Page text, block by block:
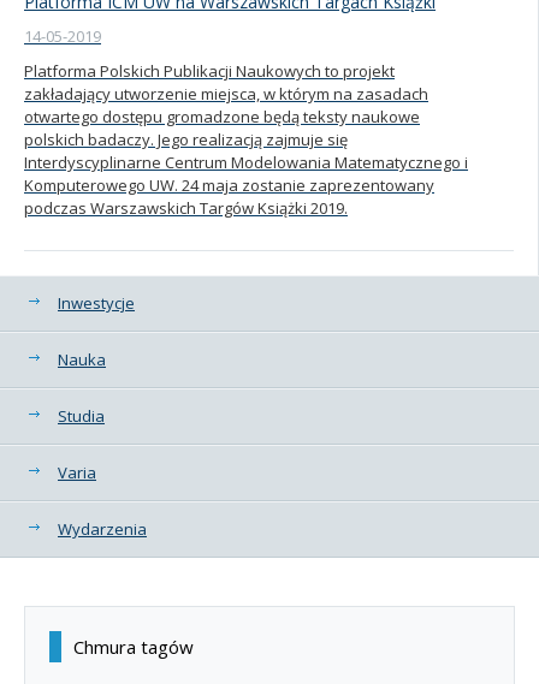
14-05-2019
Platforma Polskich Publikacji Naukowych to projekt
zakładający utworzenie miejsca, w którym na zasadach
otwartego dostępu gromadzone będą teksty naukowe
polskich badaczy. Jego realizacją zajmuje się
Interdyscyplinarne Centrum Modelowania Matematycznego i
Komputerowego UW. 24 maja zostanie zaprezentowany
podczas Warszawskich Targów Książki 2019.
Kategorie
Inwestycje
Nauka
Studia
Varia
Wydarzenia
Chmura tagów